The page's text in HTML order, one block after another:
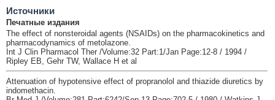
Источники
Печатные издания
The effect of nonsteroidal agents (NSAIDs) on the pharmacokinetics and
pharmacodynamics of metolazone.
Int J Clin Pharmacol Ther /Volume:32 Part:1/Jan Page:12-8 / 1994 /
Ripley EB, Gehr TW, Wallace H et al
Attenuation of hypotensive effect of propranolol and thiazide diuretics by
indomethacin.